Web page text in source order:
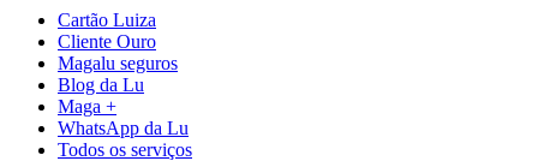
Cartão Luiza
Cliente Ouro
Magalu seguros
Blog da Lu
Maga +
WhatsApp da Lu
Todos os serviços